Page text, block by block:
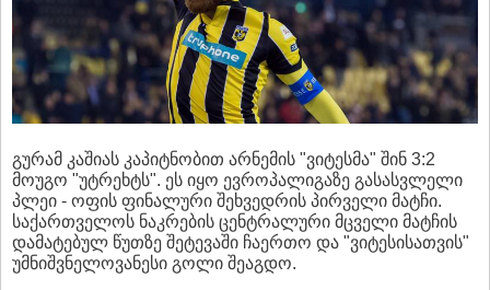
გურამ კაშიას კაპიტნობით არნემის "ვიტესმა" შინ 3:2
მოუგო "უტრეხტს". ეს იყო ევროპალიგაზე გასასვლელი
პლეი - ოფის ფინალური შეხვედრის პირველი მატჩი.
საქართველოს ნაკრების ცენტრალური მცველი მატჩის
დამატებულ წუთზე შეტევაში ჩაერთო და "ვიტესისათვის"
უმნიშვნელოვანესი გოლი შეაგდო.